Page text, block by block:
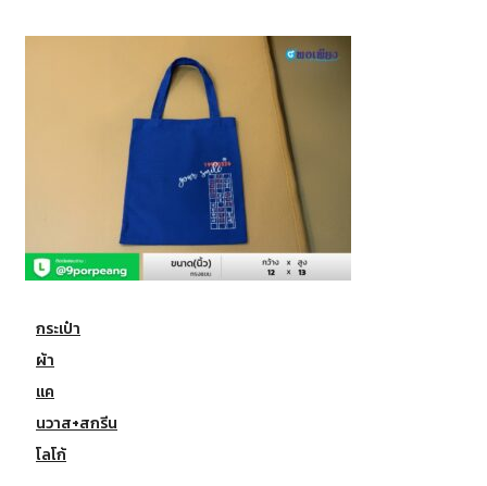
กระเป๋า
ผ้า
แค
นวาส+สกรีน
โลโก้